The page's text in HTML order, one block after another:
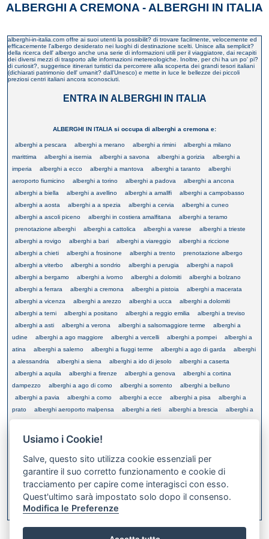
ALBERGHI A CREMONA - ALBERGHI IN ITALIA
alberghi-in-italia.com offre ai suoi utenti la possibilit? di trovare facilmente, velocemente ed
efficacemente l'albergo desiderato nei luoghi di destinazione scelti. Unisce alla semplicit?
della ricerca dell' albergo anche una serie di informazioni utili per il viaggiatore, dai recapiti
dei diversi mezzi di trasporto alle informazioni metereologiche. Inoltre, per chi ha un po' pi?
di curiosit?, suggerisce itinerari turistici da percorrere alla scoperta dei grandi tesori italiani
(dichiarati patrimonio dell' umanit? dall'Unesco) e mette in luce le bellezze dei piccoli
preziosi centri italiani ancora sconosciuti.
ENTRA IN ALBERGHI IN ITALIA
ALBERGHI IN ITALIA si occupa di alberghi a cremona e:
alberghi a pescara alberghi a merano alberghi a rimini
alberghi a milano
marittima
alberghi a isernia alberghi a savona alberghi a gorizia
alberghi a
imperia
alberghi a ecco alberghi a mantova alberghi a taranto
alberghi
aeroporto fiumicino
alberghi a torino alberghi a padova
alberghi a ancona
alberghi a biella
alberghi a avellino alberghi a amallfi
alberghi a campobasso
alberghi a aosta
alberghi a a spezia alberghi a cervia
alberghi a cuneo
alberghi a ascoli piceno
alberghi in costiera amalfitana
alberghi a teramo
prenotazione alberghi
alberghi a cattolica alberghi a varese
alberghi a trieste
alberghi a rovigo
alberghi a bari alberghi a viareggio
alberghi a riccione
alberghi a chieti
alberghi a frosinone alberghi a trento
prenotazione albergo
alberghi a viterbo
alberghi a sondrio alberghi a perugia
alberghi a napoli
alberghi a bergamo
alberghi a ivorno alberghi a dolomiti
alberghi a bolzano
alberghi a ferrara
alberghi a cremona alberghi a pistoia
alberghi a macerata
alberghi a vicenza
alberghi a arezzo alberghi a ucca
alberghi a dolomiti
alberghi a terni
alberghi a positano alberghi a reggio emilia
alberghi a treviso
alberghi a asti
alberghi a verona alberghi a salsomaggiore terme
alberghi a
udine
alberghi a ago maggiore alberghi a vercelli alberghi a pompei
alberghi a
atina
alberghi a salerno alberghi a fiuggi terme alberghi a ago di garda
alberghi
a alessandria
alberghi a siena alberghi a ido di jesolo
alberghi a caserta
alberghi a aquila
alberghi a firenze alberghi a genova
alberghi a cortina
dampezzo
alberghi a ago di como alberghi a sorrento
alberghi a belluno
alberghi a pavia
alberghi a como alberghi a ecce alberghi a pisa
alberghi a
prato
alberghi aeroporto malpensa alberghi a rieti alberghi a brescia
alberghi a
piacenza
alberghi a odi alberghi a venezia alberghi a benevento
alberghi a
novara
alberghi a milano alberghi a pordenone
rimini
alberghi economico milano alberghi a forte dei marmi
XML FEED
Bookmark this on Delicious
Usiamo i Cookie!
Salve, questo sito utilizza cookie essenziali per
garantire il suo corretto funzionamento e cookie di
tracciamento per capire come interagisci con esso.
Quest'ultimo sarà impostato solo dopo il consenso.
Modifica le Preferenze